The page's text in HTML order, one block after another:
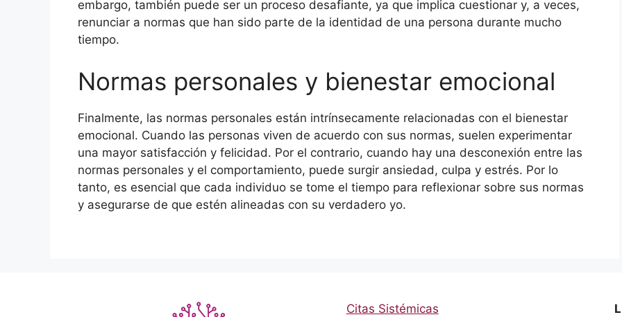
embargo, también puede ser un proceso desafiante, ya que implica cuestionar y, a veces,
renunciar a normas que han sido parte de la identidad de una persona durante mucho
tiempo.
Normas personales y bienestar emocional
Finalmente, las normas personales están intrínsecamente relacionadas con el bienestar
emocional. Cuando las personas viven de acuerdo con sus normas, suelen experimentar
una mayor satisfacción y felicidad. Por el contrario, cuando hay una desconexión entre las
normas personales y el comportamiento, puede surgir ansiedad, culpa y estrés. Por lo
tanto, es esencial que cada individuo se tome el tiempo para reflexionar sobre sus normas
y asegurarse de que estén alineadas con su verdadero yo.
Citas Sistémicas